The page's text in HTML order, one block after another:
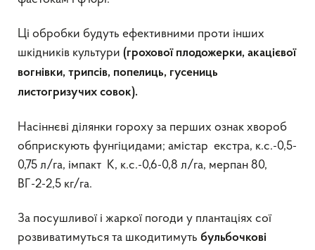
Ці обробки будуть ефективними проти інших
шкідників культури (грохової плодожерки, акацієвої
вогнівки, трипсів, попелиць, гусениць
листогризучих совок).
Насіннєві ділянки гороху за перших ознак хвороб
обприскують фунгіцидами; амістар екстра, к.с.-0,5-
0,75 л/га, імпакт К, к.с.-0,6-0,8 л/га, мерпан 80,
ВГ-2-2,5 кг/га.
За посушливої і жаркої погоди у плантаціях сої
розвиватимуться та шкодитимуть бульбочкові